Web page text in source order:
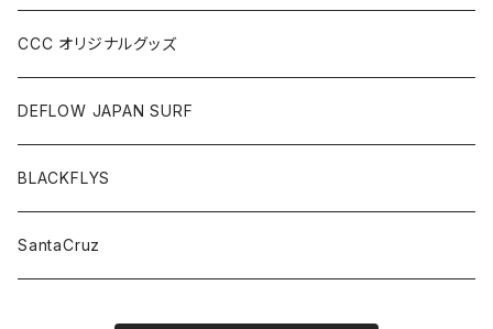
CCC オリジナルグッズ
DEFLOW JAPAN SURF
BLACKFLYS
SantaCruz